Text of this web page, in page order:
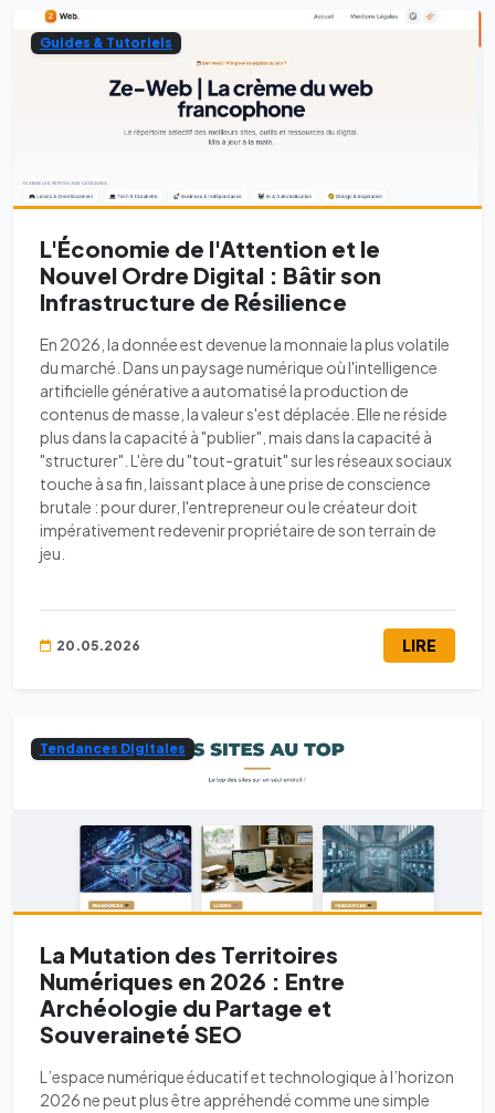
Guides & Tutoriels
L'Économie de l'Attention et le
Nouvel Ordre Digital : Bâtir son
Infrastructure de Résilience
En 2026, la donnée est devenue la monnaie la plus volatile
du marché. Dans un paysage numérique où l'intelligence
artificielle générative a automatisé la production de
contenus de masse, la valeur s'est déplacée. Elle ne réside
plus dans la capacité à "publier", mais dans la capacité à
"structurer". L'ère du "tout-gratuit" sur les réseaux sociaux
touche à sa fin, laissant place à une prise de conscience
brutale : pour durer, l'entrepreneur ou le créateur doit
impérativement redevenir propriétaire de son terrain de
jeu.
20.05.2026 LIRE
Tendances Digitales
La Mutation des Territoires
Numériques en 2026 : Entre
Archéologie du Partage et
Souveraineté SEO
L’espace numérique éducatif et technologique à l’horizon
2026 ne peut plus être appréhendé comme une simple